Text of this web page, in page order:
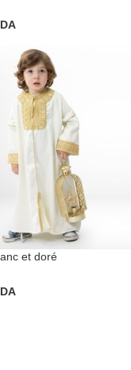
DA
et doré
DA